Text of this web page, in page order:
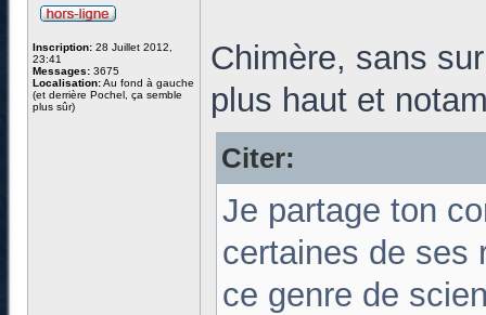
Inscription: 28 Juillet 2012,
23:41
Messages: 3675
Localisation:Au fond à gauche
(et derrière Pochel, ça semble
plus sûr)
Chimère, sans
plus haut et
Citer:
Je partage ton
certaines de ses
ce genre de